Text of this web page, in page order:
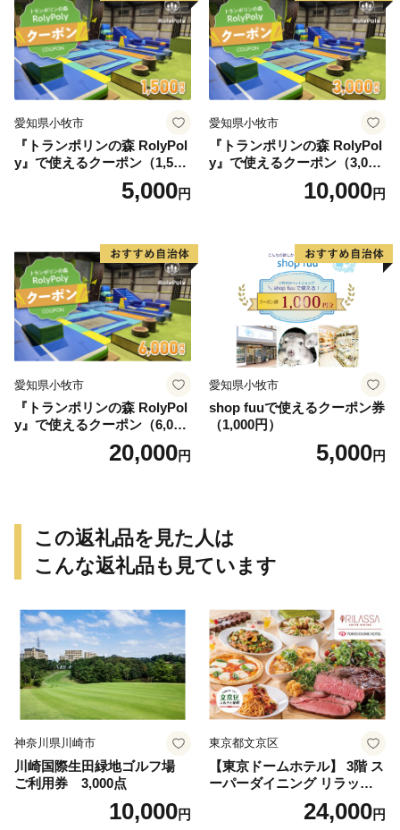
愛知県小牧市
『トランポリンの森 RolyPol
y』で使えるクーポン（1,500
5,000円
愛知県小牧市
『トランポリンの森 RolyPol
y』で使えるクーポン（3,000
10,000円
愛知県小牧市
『トランポリンの森 RolyPol
y』で使えるクーポン（6,000
20,000円
愛知県小牧市
shop fuuで使えるクーポン券
（1,000円）
5,000円
この返礼品を見た人は
こんな返礼品も見ています
神奈川県川崎市
川崎国際生田緑地ゴルフ場
ご利用券 3,000点
10,000円
東京都文京区
【東京ドームホテル】 3階 ス
ーパーダイニング リラッサ
ランチブッフェ お食事券 大
人1名様分 関東 東京 ご利用
24,000円